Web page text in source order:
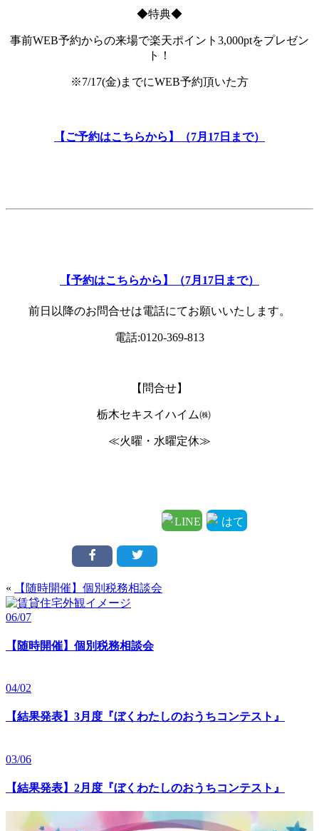
◆特典◆
事前WEB予約からの来場で楽天ポイント3,000ptをプレゼン
ト！
※7/17(金)までにWEB予約頂いた方
【ご予約はこちらから】（7月17日まで）
【予約はこちらから】（7月17日まで）
前日以降のお問合せは電話にてお願いいたします。
電話:0120-369-813
【問合せ】
栃木セキスイハイム㈱
≪火曜・水曜定休≫
« 【随時開催】個別税務相談会
06/07
【随時開催】個別税務相談会
04/02
【結果発表】3月度『ぼくわたしのおうちコンテスト』
03/06
【結果発表】2月度『ぼくわたしのおうちコンテスト』